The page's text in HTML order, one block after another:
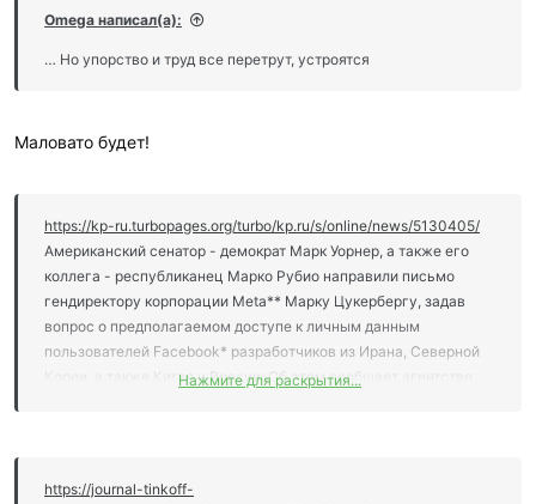
Omega написал(а):
… Но упорство и труд все перетрут, устроятся
Маловато будет!
https://kp-ru.turbopages.org/turbo/kp.ru/s/online/news/5130405/
Американский сенатор - демократ Марк Уорнер, а также его
коллега - республиканец Марко Рубио направили письмо
гендиректору корпорации Meta** Марку Цукербергу, задав
вопрос о предполагаемом доступе к личным данным
пользователей Facebook* разработчиков из Ирана, Северной
Кореи, а также Китая и России. Об этом сообщает агентство
Нажмите для раскрытия...
https://journal-tinkoff-